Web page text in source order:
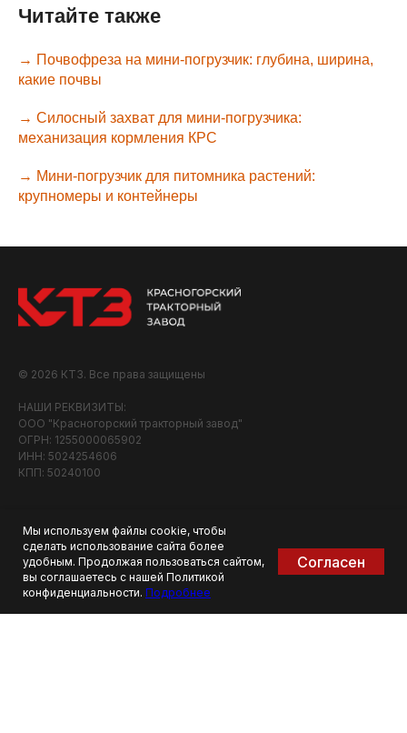
Читайте также
→ Почвофреза на мини-погрузчик: глубина, ширина,
какие почвы
→ Силосный захват для мини-погрузчика:
механизация кормления КРС
→ Мини-погрузчик для питомника растений:
крупномеры и контейнеры
© 2026 КТЗ. Все права защищены
НАШИ РЕКВИЗИТЫ:
ООО "Красногорский тракторный завод"
ОГРН: 1255000065902
ИНН: 5024254606
КПП: 50240100
Наши мини-погрузчики
Навесное оборудование
Отзывы клиентов
Мы используем файлы cookie, чтобы
сделать использование сайта более
удобным. Продолжая пользоваться сайтом,
вы соглашаетесь с нашей Политикой
конфиденциальности. Подробнее
Согласен